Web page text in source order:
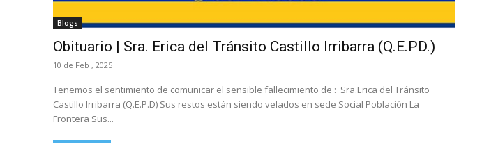
Blogs
Obituario | Sra. Erica del Tránsito Castillo Irribarra (Q.E.PD.)
10 de Feb , 2025
Tenemos el sentimiento de comunicar el sensible fallecimiento de : Sra.Erica del Tránsito
Castillo Irribarra (Q.E.P.D) Sus restos están siendo velados en sede Social Población La
Frontera Sus...